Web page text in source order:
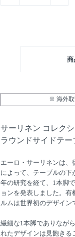
商
※ 海外取
サーリネン コレク
ラウンドサイドテー
エーロ・サーリネンは
によって、テーブルの下
年の研究を経て、1本脚
ョンを発表しました。
ルムは世界初のデザイン
繊細な1本脚でありなが
れたデザインは見飽きる